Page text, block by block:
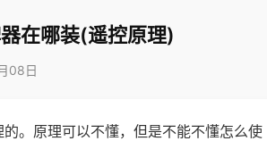
在哪装(遥控原理)
08日
。原理可以不懂，但是不能不懂怎么使